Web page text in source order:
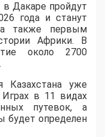
Дакаре пройдут
года и станут
также первым
Африки. В
около 2700
Казахстана уже
Играх в 11 видах
путевок, а
будет определен